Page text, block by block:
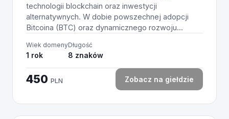
technologii blockchain oraz inwestycji
alternatywnych. W dobie powszechnej adopcji
Bitcoina (BTC) oraz dynamicznego rozwoju...
Wiek domeny
1 rok
Długość
8 znaków
450 PLN Zobacz na giełdzie